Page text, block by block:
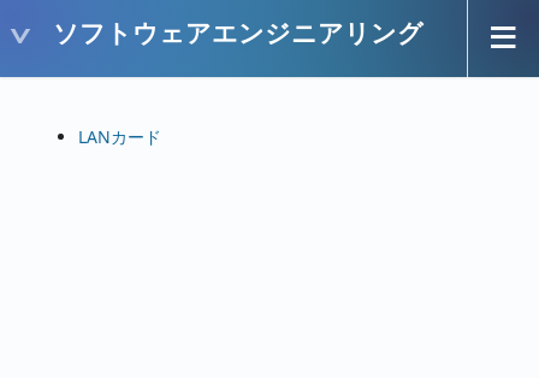
ソフトウェアエンジニアリング
LANカード